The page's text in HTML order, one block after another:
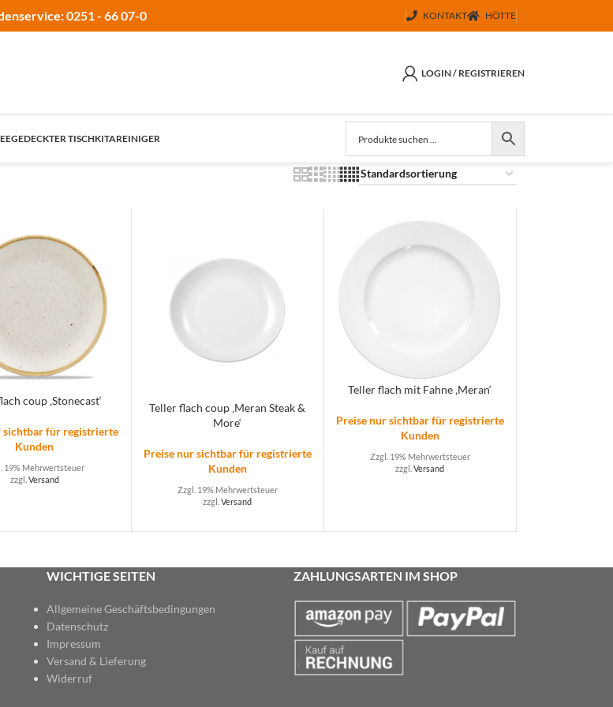
0251 - 66 07-0 KONTAKT HÖTTE
LOGIN / REGISTRIEREN
GEDECKTER TISCHKITAREINIGER
coup ‚Stonecast‘
sichtbar für registrierte
Kunden
19% Mehrwertsteuer
zzgl. Versand
Teller flach coup ‚Meran Steak &
More‘
Preise nur sichtbar für registrierte
Kunden
Zzgl. 19% Mehrwertsteuer
zzgl.Versand
Teller flach mit Fahne ‚Meran‘
Preise nur sichtbar für registrierte
Kunden
Zzgl. 19% Mehrwertsteuer
zzgl.Versand
WICHTIGE SEITEN
Allgemeine Geschäftsbedingungen
Datenschutz
Impressum
Versand & Lieferung
Widerruf
ZAHLUNGSARTEN IM SHOP